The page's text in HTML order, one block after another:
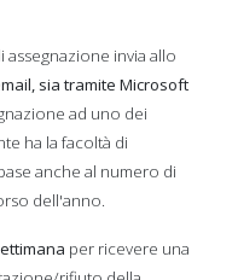
assegnazione invia allo
sia tramite Microsoft
ad uno dei
ha la facoltà di
anche al numero di
dell'anno.
per ricevere una